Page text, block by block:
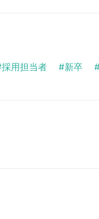
採用担当者 新卒